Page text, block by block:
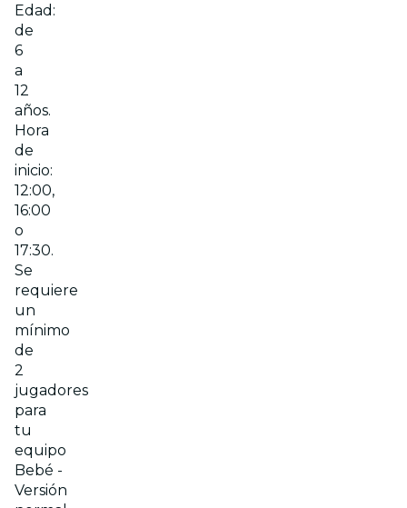
Edad:
de
6
a
12
años.
Hora
de
inicio:
12:00,
16:00
o
17:30.
Se
requiere
un
mínimo
de
2
jugadores
para
tu
equipo
Bebé -
Versión